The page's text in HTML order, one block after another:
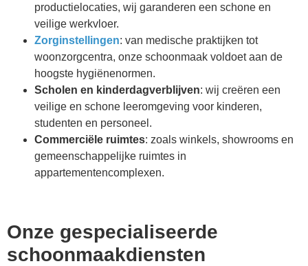
productielocaties, wij garanderen een schone en
veilige werkvloer.
Zorginstellingen: van medische praktijken tot
woonzorgcentra, onze schoonmaak voldoet aan de
hoogste hygiënenormen.
Scholen en kinderdagverblijven: wij creëren een
veilige en schone leeromgeving voor kinderen,
studenten en personeel.
Commerciële ruimtes: zoals winkels, showrooms en
gemeenschappelijke ruimtes in
appartementencomplexen.
Onze gespecialiseerde
schoonmaakdiensten